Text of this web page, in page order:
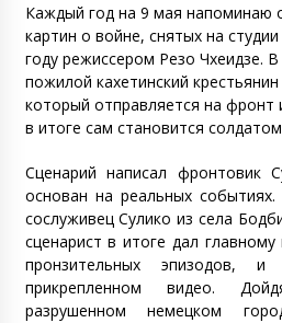
Каждый год на 9 мая напоминаю
картин о войне, снятых на
году режиссером Резо Чхеидзе.
пожилой кахетинский
который отправляется на фронт
в итоге сам становится
Сценарий написал фронтовик
основан на реальных
сослуживец Сулико из села
сценарист в итоге дал
пронзительных
прикрепленном видео.
разрушенном немецком